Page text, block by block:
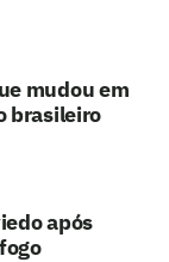
mudou em
brasileiro
após